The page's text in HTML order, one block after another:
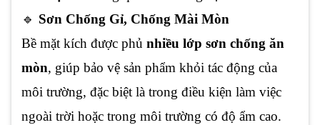
🔹 Sơn Chống Gỉ, Chống Mài Mòn
Bề mặt kích được phủ nhiều lớp sơn chống ăn
mòn, giúp bảo vệ sản phẩm khỏi tác động của
môi trường, đặc biệt là trong điều kiện làm việc
ngoài trời hoặc trong môi trường có độ ẩm cao.